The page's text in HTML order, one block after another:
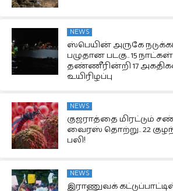
NEWS
ஸ்பெயின் அருகே
பழுதான படகு.. 15
தண்ணீரின்றி 17
உயிரிழப்பு
NEWS
குஜராத்தை மிரட்டும்
வைரஸ் தொற்று.. 22
பலி!
NEWS
இராணுவக்